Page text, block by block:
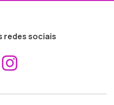
redes sociais
Aceder ao